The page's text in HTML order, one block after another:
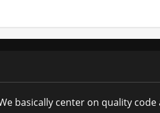
basically center on quality